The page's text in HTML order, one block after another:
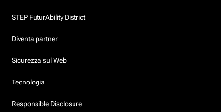
STEP FuturAbility District
Diventa partner
Sicurezza sul Web
Tecnologia
Responsible Disclosure